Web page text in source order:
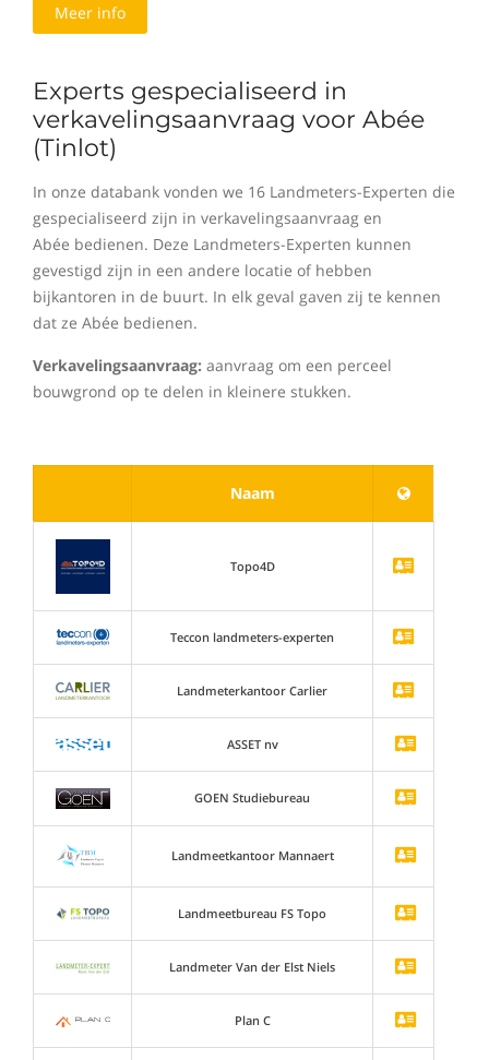
Meer info
Experts gespecialiseerd in
verkavelingsaanvraag voor Abée
(Tinlot)
In onze databank vonden we 16 Landmeters-Experten die
gespecialiseerd zijn in verkavelingsaanvraag en
Abée bedienen. Deze Landmeters-Experten kunnen
gevestigd zijn in een andere locatie of hebben
bijkantoren in de buurt. In elk geval gaven zij te kennen
dat ze Abée bedienen.
Verkavelingsaanvraag: aanvraag om een perceel
bouwgrond op te delen in kleinere stukken.
Naam
Topo4D
Teccon landmeters-experten
Landmeterkantoor Carlier
ASSET nv
GOEN Studiebureau
Landmeetkantoor Mannaert
Landmeetbureau FS Topo
Landmeter Van der Elst Niels
Plan C